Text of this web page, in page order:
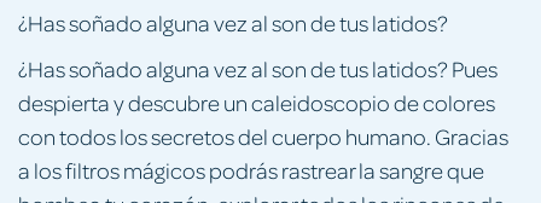
¿Has soñado alguna vez al son de tus latidos?
¿Has soñado alguna vez al son de tus latidos? Pues
despierta y descubre un caleidoscopio de colores
con todos los secretos del cuerpo humano. Gracias
a los filtros mágicos podrás rastrear la sangre que